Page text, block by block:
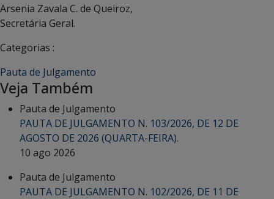
Arsenia Zavala C. de Queiroz,
Secretária Geral.
Categorias :
Pauta de Julgamento
Veja Também
Pauta de Julgamento
PAUTA DE JULGAMENTO N. 103/2026, DE 12 DE
AGOSTO DE 2026 (QUARTA-FEIRA).
10 ago 2026
Pauta de Julgamento
PAUTA DE JULGAMENTO N. 102/2026, DE 11 DE